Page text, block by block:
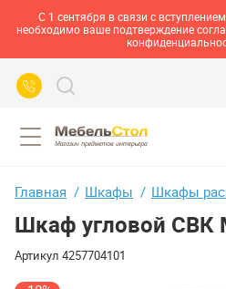
С 1 сентября в связи с
необходимо ваше подтверждение
Главная Шкафы Шкафы
Шкаф угловой
Артикул 4257704101